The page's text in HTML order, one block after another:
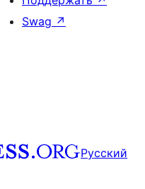
Swag ↗
Русский